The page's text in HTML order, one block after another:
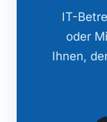
IT-
oder
Ihnen,